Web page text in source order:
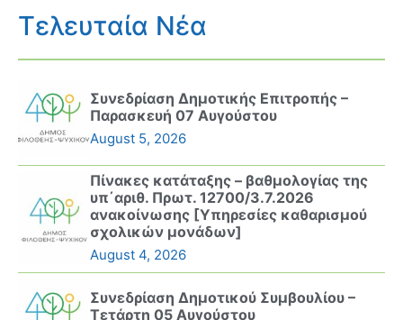
Τελευταία Νέα
Συνεδρίαση Δημοτικής Επιτροπής –
Παρασκευή 07 Αυγούστου
August 5, 2026
Πίνακες κατάταξης – βαθμολογίας της
υπ΄αριθ. Πρωτ. 12700/3.7.2026
ανακοίνωσης [Υπηρεσίες καθαρισμού
σχολικών μονάδων]
August 4, 2026
Συνεδρίαση Δημοτικού Συμβουλίου –
Τετάρτη 05 Αυγούστου